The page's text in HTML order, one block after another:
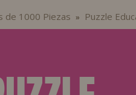
de 1000 Piezas » Puzzle